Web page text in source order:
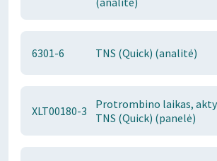
6301-6 TNS (Quick) (analitė)
XLT00180-3
Protrombino laikas,
TNS (Quick) (panelė)